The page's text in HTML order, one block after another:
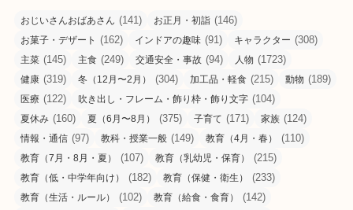
おじいさんおばあさん (141) お正月・初詣 (146)
お菓子・デザート (162) インドアの趣味 (91) キャラクター (308)
主菜 (145) 主食 (249) 交通安全・事故 (94) 人物 (1723)
健康 (319) 冬（12月〜2月） (304) 加工品・軽食 (215) 動物 (189)
医療 (122) 吹き出し・フレーム・飾り枠・飾り文字 (104)
夏休み (160) 夏（6月〜8月） (375) 子育て (171) 家族 (124)
情報・通信 (97) 教科・授業一般 (149) 教育（4月・春） (110)
教育（7月・8月・夏） (107) 教育（乳幼児・保育） (215)
教育（低・中学年向け） (182) 教育（保健・衛生） (233)
教育（生活・ルール） (102) 教育（給食・食育） (142)